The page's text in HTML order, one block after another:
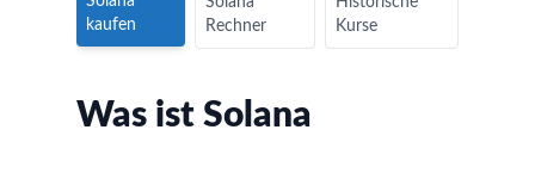
kaufen
Rechner
Kurse
Was ist Solana